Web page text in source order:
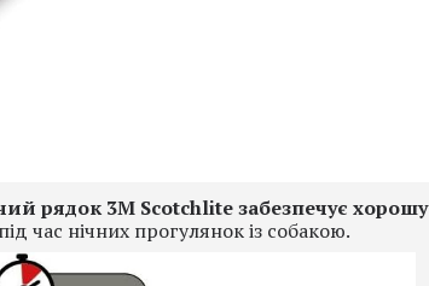
рядок 3M Scotchlite забезпечує хорошу
час нічних прогулянок із собакою.